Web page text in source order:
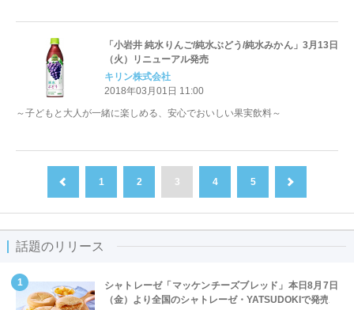
「小岩井 純水りんご/純水ぶどう/純水みかん」3月13日
（火）リニューアル発売
キリン株式会社
2018年03月01日 11:00
～子どもと大人が一緒に楽しめる、安心でおいしい果実飲料～
1 2 3 4 5
話題のリリース
シャトレーゼ「マッケンチーズブレッド」本日8月7日
（金）より全国のシャトレーゼ・YATSUDOKIで発売